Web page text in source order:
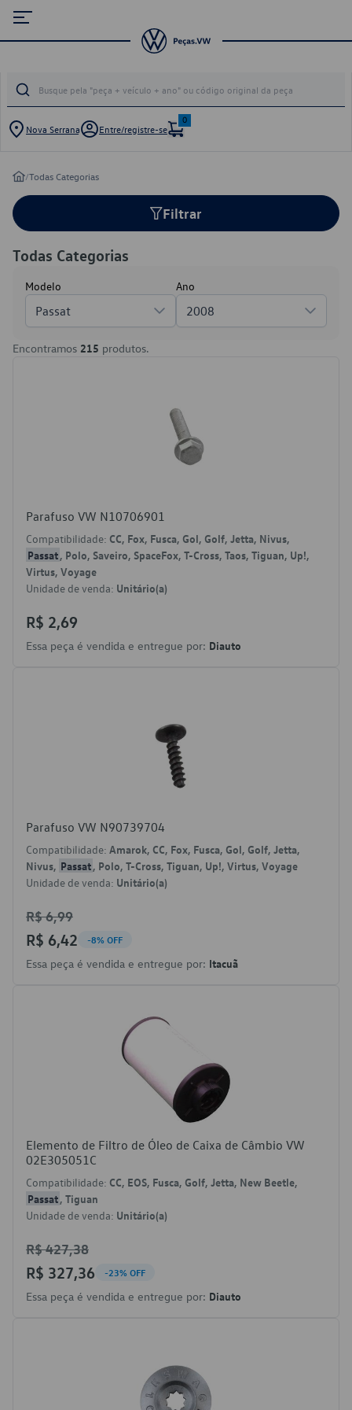
Nova Serrana Entre/registre-se
0
/Todas Categorias
Filtrar
Todas Categorias
Modelo
Passat
Ano
2008
Encontramos 215 produtos.
Parafuso VW N10706901
Compatibilidade: CC, Fox, Fusca, Gol, Golf, Jetta, Nivus,
Passat, Polo, Saveiro, SpaceFox, T-Cross, Taos, Tiguan, Up!,
Virtus, Voyage
Unidade de venda: Unitário(a)
R$ 2,69
Essa peça é vendida e entregue por: Diauto
Parafuso VW N90739704
Compatibilidade: Amarok, CC, Fox, Fusca, Gol, Golf, Jetta,
Nivus, Passat, Polo, T-Cross, Tiguan, Up!, Virtus, Voyage
Unidade de venda: Unitário(a)
R$ 6,99
R$ 6,42 -8% OFF
Essa peça é vendida e entregue por: Itacuã
Elemento de Filtro de Óleo de Caixa de Câmbio VW
02E305051C
Compatibilidade: CC, EOS, Fusca, Golf, Jetta, New Beetle,
Passat, Tiguan
Unidade de venda: Unitário(a)
R$ 427,38
R$ 327,36 -23% OFF
Essa peça é vendida e entregue por: Diauto